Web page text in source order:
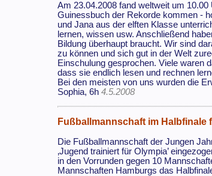
Am 23.04.2008 fand weltweit um
Guinessbuch der Rekorde kommen -
und Jana aus der elften Klasse
lernen, wissen usw. Anschließend
Bildung überhaupt braucht. Wir sind
zu können und sich gut in der Welt
Einschulung gesprochen. Viele waren
dass sie endlich lesen und rechnen
Bei den meisten von uns wurden die
Sophia, 6h4.5.2008
Fußballmannschaft im
Die Fußballmannschaft der Jungen
‚Jugend trainiert für Olympia’
in den Vorrunden gegen 10
Mannschaften Hamburgs das